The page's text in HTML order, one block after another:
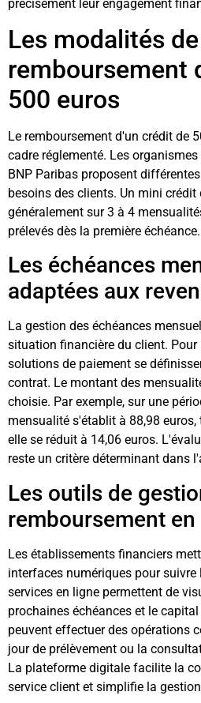
précisément leur engagement
Les modalités de
remboursement
500 euros
Le remboursement d'un crédit de
cadre réglementé. Les
BNP Paribas proposent
besoins des clients. Un mini crédit
généralement sur 3 à 4
prélevés dès la première échéance.
Les échéances
adaptées aux
La gestion des échéances
situation financière du client. Pour
solutions de paiement se
contrat. Le montant des
choisie. Par exemple, sur une
mensualité s'établit à 88,98
elle se réduit à 14,06 euros.
reste un critère déterminant dans
Les outils de
remboursement
Les établissements financiers
interfaces numériques pour suivre
services en ligne permettent de
prochaines échéances et le
peuvent effectuer des opérations
jour de prélèvement ou la
La plateforme digitale facilite la
service client et simplifie la